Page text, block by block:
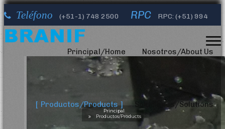
Teléfono (+51-1) 748 2500 RPC RPC: (+51) 994
610 Correos Electrónicos info@branifperu.com
Principal/Home Nosotros/About Us
Productos/Products Soluciones/Solutions
Principal
Productos/Products